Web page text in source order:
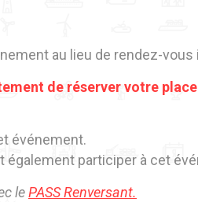
au lieu de rendez-vous
de réserver votre place
événement.
participer à cet
lePASS Renversant.